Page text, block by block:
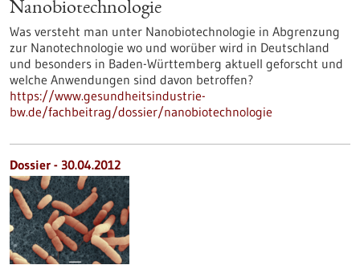
Nanobiotechnologie
Was versteht man unter Nanobiotechnologie in Abgrenzung
zur Nanotechnologie wo und worüber wird in Deutschland
und besonders in Baden-Württemberg aktuell geforscht und
welche Anwendungen sind davon betroffen?
https://www.gesundheitsindustrie-
bw.de/fachbeitrag/dossier/nanobiotechnologie
Dossier - 30.04.2012